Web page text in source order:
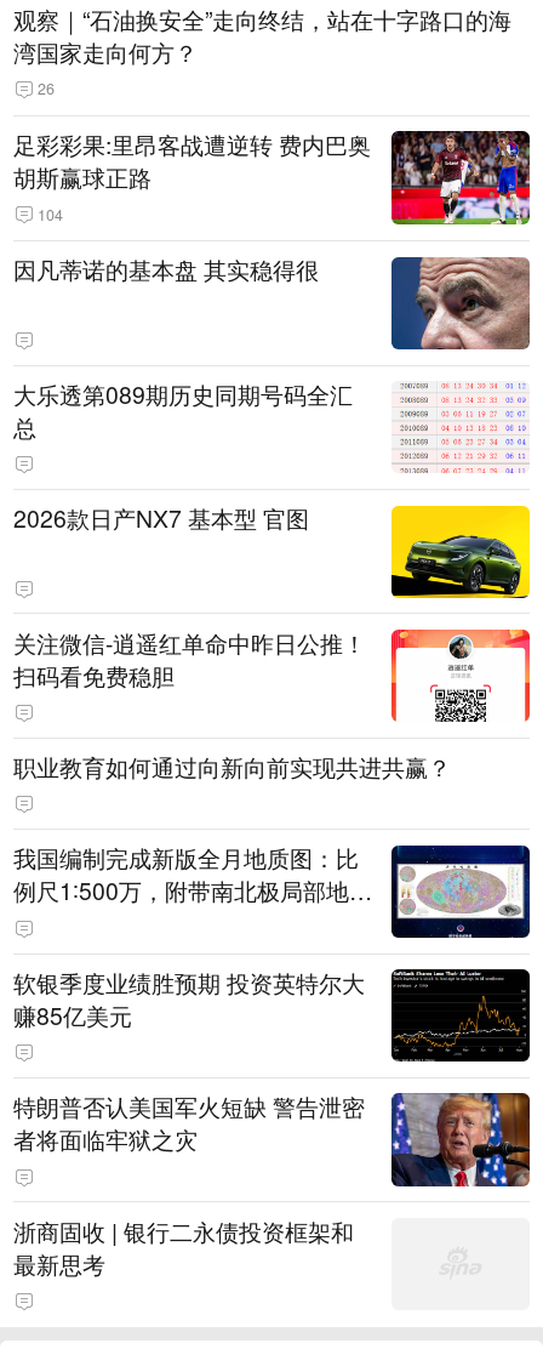
观察｜“石油换安全”走向终结，站在十字路口的海
湾国家走向何方？
26
足彩彩果:里昂客战遭逆转 费内巴奥
胡斯赢球正路
104
因凡蒂诺的基本盘 其实稳得很
大乐透第089期历史同期号码全汇
总
2026款日产NX7 基本型 官图
关注微信-逍遥红单命中昨日公推！
扫码看免费稳胆
职业教育如何通过向新向前实现共进共赢？
我国编制完成新版全月地质图：比
例尺1∶500万，附带南北极局部地质
图，修正“月球时钟”，精准标注1.3
万余个撞击坑
软银季度业绩胜预期 投资英特尔大
赚85亿美元
特朗普否认美国军火短缺 警告泄密
者将面临牢狱之灾
浙商固收 | 银行二永债投资框架和
最新思考